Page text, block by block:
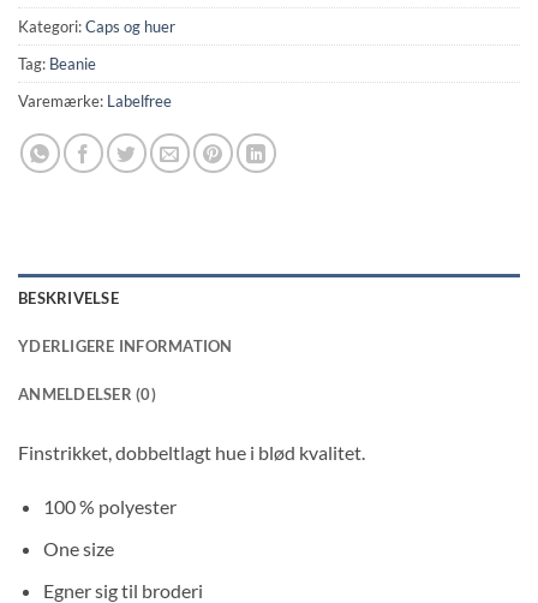
Kategori:Caps og huer
Tag: Beanie
Varemærke: Labelfree
BESKRIVELSE
YDERLIGERE INFORMATION
ANMELDELSER (0)
Finstrikket, dobbeltlagt hue i blød kvalitet.
100 % polyester
One size
Egner sig til broderi